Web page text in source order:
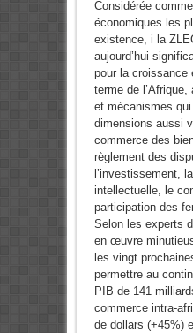
Considérée
économiques les
existence, i la
aujourd’hui
pour la croissance
terme de
et mécanismes
dimensions aussi
commerce des
règlement des
l’investissement,
intellectuelle, le
participation des
Selon les experts
en œuvre
les vingt
permettre au
PIB de 141
commerce intra-
de dollars (+45%)